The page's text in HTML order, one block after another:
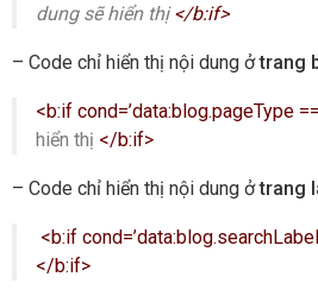
dung sẽ hiển thị</b:if>
– Code chỉ hiển thị nội dung ởtrang
<b:if cond=’data:blog.pageType ==
hiển thị </b:if>
– Code chỉ hiển thị nội dung ởtrang
<b:if
</b:if>